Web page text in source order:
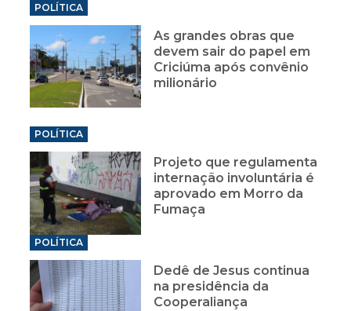
POLÍTICA
As grandes obras que
devem sair do papel em
Criciúma após convênio
milionário
POLÍTICA
Projeto que regulamenta
internação involuntária é
aprovado em Morro da
Fumaça
POLÍTICA
Dedê de Jesus continua
na presidência da
Cooperaliança